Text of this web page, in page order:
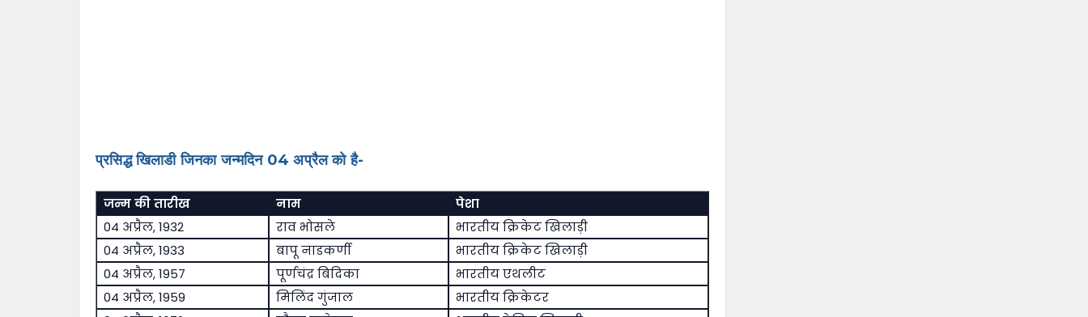
प्रसिद्ध खिलाडी जिनका जन्मदिन 04 अप्रैल को है-
जन्म की तारीख नाम
पेशा
04 अप्रैल, 1932
राव भोसले
भारतीय क्रिकेट खिलाड़ी
04 अप्रैल, 1933
बापू नाडकर्णी
भारतीय क्रिकेट खिलाड़ी
04 अप्रैल, 1957
पूर्णचंद्र बिदिका
भारतीय एथलीट
04 अप्रैल, 1959
मिलिंद गुंजाल
भारतीय क्रिकेटर